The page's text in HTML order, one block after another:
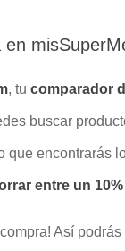
, tu comparador
buscar
que encontrarás
entre un
Así